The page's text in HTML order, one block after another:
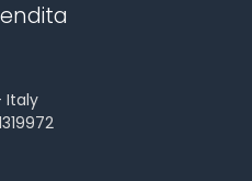
Italy